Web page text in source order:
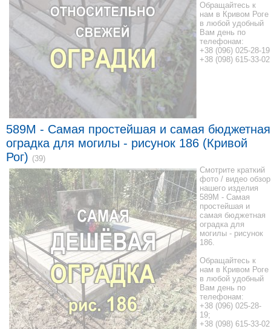
Обращайтесь к
нам в Кривом Роге
в любой удобный
Вам день по
телефонам:
+38 (096) 025-28-19
+38 (098) 615-33-02
589M - Самая простейшая и самая бюджетная
оградка для могилы - рисунок 186 (Кривой
Рог) (39)
Смотрите краткий
фото / видео обзор
нашего изделия
589M - Самая
простейшая и
самая бюджетная
оградка для
могилы - рисунок
186.
Обращайтесь к
нам в Кривом Роге
в любой удобный
Вам день по
телефонам:
+38 (096) 025-28-
19;
+38 (098) 615-33-02